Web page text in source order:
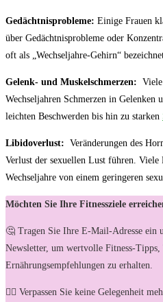
Gedächtnisprobleme: Einige Frauen
⁣über Gedächtnisprobleme oder
oft als „Wechseljahre-Gehirn“
Gelenk- und Muskelschmerzen:
Wechseljahren ​Schmerzen in Gelenken
leichten Beschwerden bis hin zu starken
Libidoverlust:
Veränderungen des
Verlust der sexuellen Lust führen. Viele
Wechseljahre‍ von einem geringeren
Möchten Sie Ihre Fitnessziele
🤔 Tragen Sie Ihre E-Mail-Adresse ein
Newsletter, um wertvolle Fitness-Tipps,
Ernährungsempfehlungen zu erhalten.
🏋️‍♀️ Verpassen Sie keine Gelegenheit